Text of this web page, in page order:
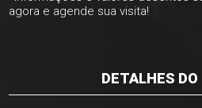
agora e agende sua visita!
DETALHES